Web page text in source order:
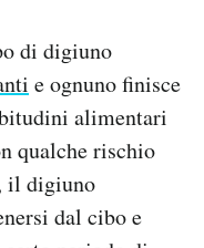
di digiuno
e ognuno finisce
alimentari
qualche rischio
il digiuno
dal cibo e